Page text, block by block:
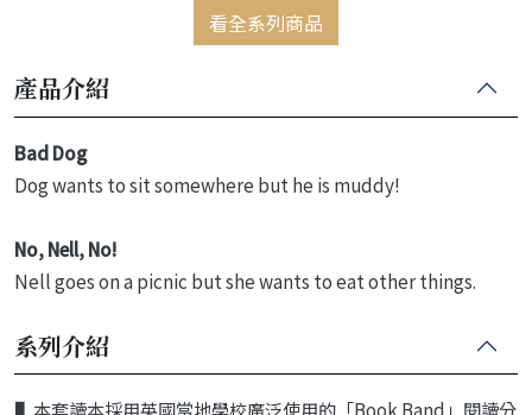
看全系列商品
產品介紹
Bad Dog
Dog wants to sit somewhere but he is muddy!
No, Nell, No!
Nell goes on a picnic but she wants to eat other things.
系列介紹
▌本套讀本採用英國當地學校廣泛使用的「Book Band」閱讀分